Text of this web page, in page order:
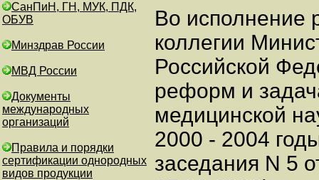
СанПиН, ГН, МУК, ПДК,
ОБУВ
Минздрав России
МВД России
Документы
международных
организаций
Правила и порядки
сертификации однородных
видов продукции
Во исполнение
коллегии
Российской
реформ и
медицинской
2000 - 2004
заседания N 5